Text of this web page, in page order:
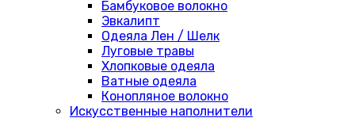
Бамбуковое волокно
Эвкалипт
Одеяла Лен / Шелк
Луговые травы
Хлопковые одеяла
Ватные одеяла
Конопляное волокно
Искусственные наполнители